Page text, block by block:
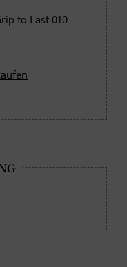
to Last 010